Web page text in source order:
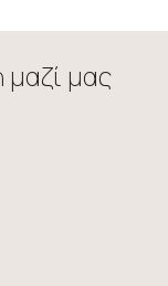
μαζί μας